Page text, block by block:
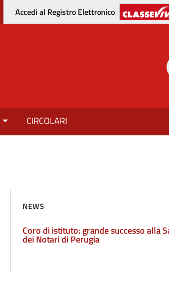
Accedi al Registro Elettronico
CIRCOLARI
NEWS
Coro di istituto: grande successo alla
dei Notari di Perugia